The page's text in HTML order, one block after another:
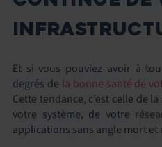
Et si vous pouviez avoir à
degrés de la bonne santé de
Cette tendance, c’est celle de
votre système, de votre
applications sans angle mort